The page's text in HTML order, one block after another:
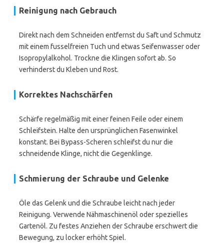
Reinigung nach Gebrauch
Direkt nach dem Schneiden entfernst du Saft und Schmutz
mit einem fusselfreien Tuch und etwas Seifenwasser oder
Isopropylalkohol. Trockne die Klingen sofort ab. So
verhinderst du Kleben und Rost.
Korrektes Nachschärfen
Schärfe regelmäßig mit einer feinen Feile oder einem
Schleifstein. Halte den ursprünglichen Fasenwinkel
konstant. Bei Bypass-Scheren schleifst du nur die
schneidende Klinge, nicht die Gegenklinge.
Schmierung der Schraube und Gelenke
Öle das Gelenk und die Schraube leicht nach jeder
Reinigung. Verwende Nähmaschinenöl oder spezielles
Gartenöl. Zu festes Anziehen der Schraube erschwert die
Bewegung, zu locker erhöht Spiel.